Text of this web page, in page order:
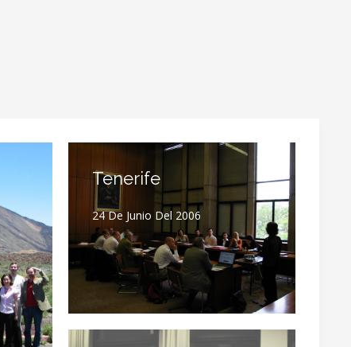
Tenerife
24 De Junio Del 2006